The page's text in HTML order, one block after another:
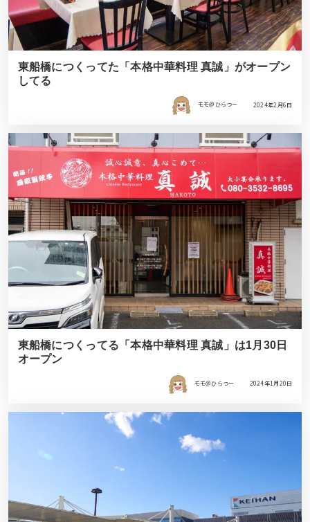
東船橋につくってた「本格中華料理 真誠」がオープン
してる
モモ＠ひらつー 2024年2月6日
東船橋につくってる「本格中華料理 真誠」は1月30日
オープン
モモ＠ひらつー 2024年1月20日